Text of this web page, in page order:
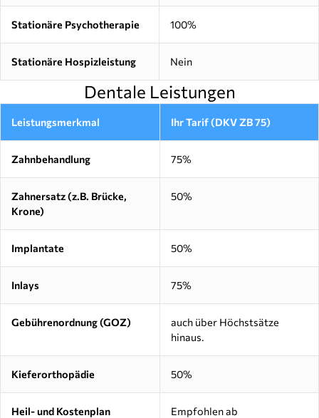
Stationäre Psychotherapie 100%
Stationäre Hospizleistung Nein
Dentale Leistungen
Leistungsmerkmal Ihr Tarif (DKV ZB 75)
Zahnbehandlung 75%
Zahnersatz (z.B. Brücke,
Krone)
50%
Implantate 50%
Inlays 75%
Gebührenordnung (GOZ)
auch über Höchstsätze
hinaus.
Kieferorthopädie 50%
Heil- und Kostenplan
Empfohlen ab